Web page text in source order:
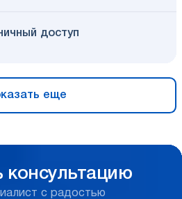
доступ
еще
консультацию
с радостью